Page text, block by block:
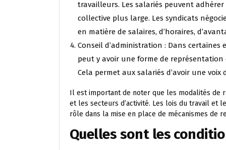
travailleurs. Les salariés peuvent
collective plus large. Les syndicats
en matière de salaires, d’horaires,
Conseil d’administration : Dans
peut y avoir une forme de
Cela permet aux salariés d’avoir une
Il est important de noter que les modalités de
et les secteurs d’activité. Les lois du travail et
rôle dans la mise en place de mécanismes de
Quelles sont les